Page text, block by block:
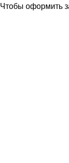
Чтобы оформить